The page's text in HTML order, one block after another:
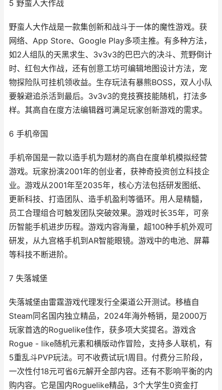
5 野蛮人大作战
野蛮人大作战是一款集创新和战斗于一体的魔性游戏。获
网络、App Store、Google Play多项主推。有多种方法，
如2人组队的天黑求生、3v3v3的巴巴六的决斗、荒野倒计
时、红包大作战，还有创意工坊可编辑地图设计方法，宠
物探险队可挂机领收益。生存玩法有暴熊BOSS，双人小队
要躲避追杀活到最后。3v3v3的竞技赛技能随机，打法多
样。其高自在度方法编辑器可满足玩家创新游戏的需求。
6 手机帝国
手机帝国是一款以造手机为题材的高自在度单机模拟经营
游戏。玩家扮演2001年的创业者，获神奇投资创立科技企
业。游戏从2001年至2035年，核心方法包括研发图纸、
更新科技、打造团队、造手机盈利等循环。用人是精髓，
员工合理组合可触发团队突破效果。游戏时长35年，可亲
历智能手机进步历程。游戏内容海量，超100种手机外观可
研发，从九宫格手机到AR智能眼镜。游戏中的电池、屏幕
等科技不断进阶。
7 失落城堡
失落城堡由雷霆游戏代理发行全渠道公开测试。移植自
Steam同名国内独立精品，2024年海外畅销，是2000万
玩家首选的Roguelike佳作，获多项大奖提名。游戏含
Rogue - like随机元素和横版动作冒险，支持多人联机，有
5重乱斗PVP玩法。可不收费试玩1周目。付费分三阶段，
一次性付18元可省6元解开全部内容。还有不影响平衡的内
购内容。它是国内Roguelike精品，3个大学生0资金打